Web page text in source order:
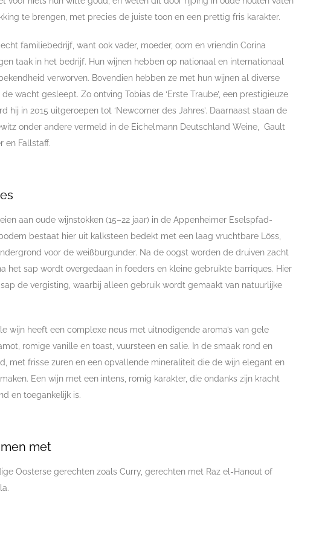
te brengen, met precies de juiste toon en een prettig fris karakter.
familiebedrijf, want ook vader, moeder, oom en vriendin Corina
taak in het bedrijf. Hun wijnen hebben op nationaal en internationaal
verworven. Bovendien hebben ze met hun wijnen al diverse
wacht gesleept. Zo ontving Tobias de ‘Erste Traube’, een prestigieuze
hij in 2015 uitgeroepen tot ‘Newcomer des Jahres’. Daarnaast staan de
onder andere vermeld in de Eichelmann Deutschland Weine, Gault
en Fallstaff.
aan oude wijnstokken (15–22 jaar) in de Appenheimer Eselspfad-
bestaat hier uit kalksteen bedekt met een laag vruchtbare Löss,
voor de weißburgunder. Na de oogst worden de druiven zacht
het sap wordt overgedaan in foeders en kleine gebruikte barriques. Hier
de vergisting, waarbij alleen gebruik wordt gemaakt van natuurlijke
wijn heeft een complexe neus met uitnodigende aroma’s van gele
romige vanille en toast, vuursteen en salie. In de smaak rond en
met frisse zuren en een opvallende mineraliteit die de wijn elegant en
Een wijn met een intens, romig karakter, die ondanks zijn kracht
en toegankelijk is.
met
Oosterse gerechten zoals Curry, gerechten met Raz el-Hanout of